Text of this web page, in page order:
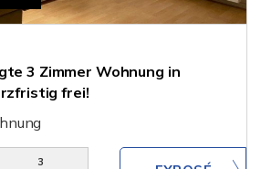
3 Zimmer Wohnung in
frei!
3